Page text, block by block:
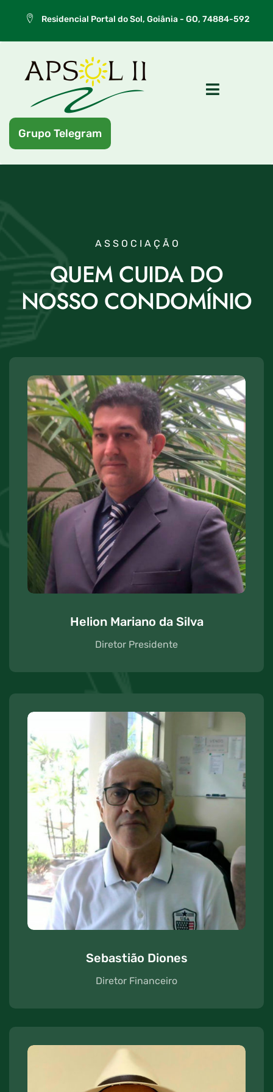
Residencial Portal do Sol, Goiânia - GO, 74884-592
Grupo Telegram
ASSOCIAÇÃO
QUEM CUIDA DO
NOSSO CONDOMÍNIO
Helion Mariano da Silva
Diretor Presidente
Sebastião Diones
Diretor Financeiro